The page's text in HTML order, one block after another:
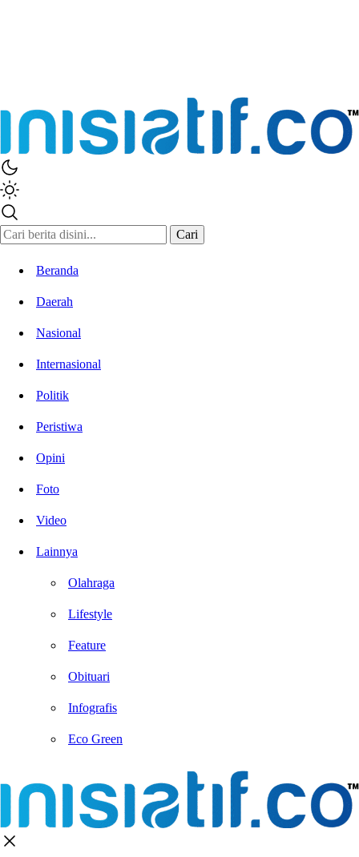
Inisiatif.co
Stay Connected Stay Informed
Cari
Beranda
Daerah
Nasional
Internasional
Politik
Peristiwa
Opini
Foto
Video
Lainnya
Olahraga
Lifestyle
Feature
Obituari
Infografis
Eco Green